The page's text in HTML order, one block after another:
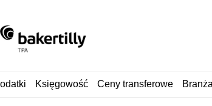
Księgowość Ceny transferowe